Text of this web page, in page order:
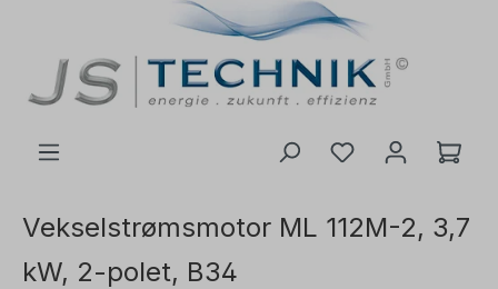
Vekselstrømsmotor ML 112M-2, 3,7
kW, 2-polet, B34